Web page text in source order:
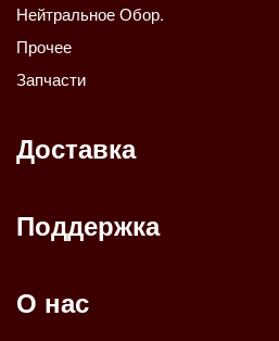
Нейтральное Обор.
Прочее
Запчасти
Доставка
Поддержка
О нас